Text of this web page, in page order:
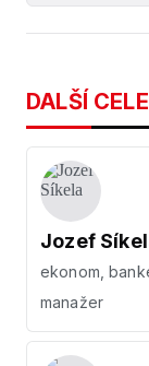
DALŠÍ
Jozef
ekonom,
manažer